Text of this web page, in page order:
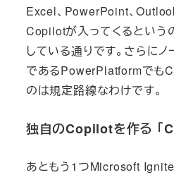
Excel、PowerPoint、
Copilotが入ってくるという
している通りです。さらにノ
であるPowerPlatformでも
のは規定路線なわけです。
独自のCopilotを作る 「
あともう1つMicrosoft